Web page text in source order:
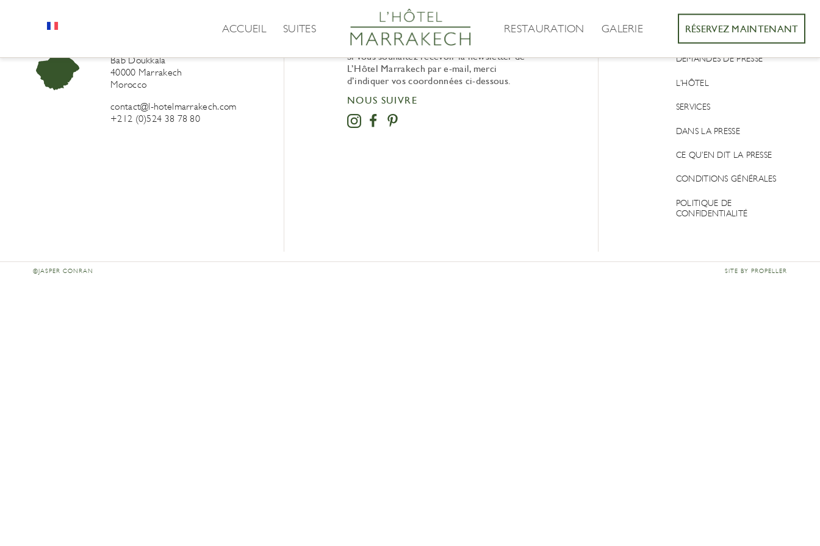
ACCUEIL SUITES RESTAURATION GALERIE RÉSERVEZ MAINTENANT
Bab Doukkala
40000 Marrakech
Morocco
contact@l-hotelmarrakech.com
+212 (0)524 38 78 80
NEWSLETTER
Si vous souhaitez recevoir la newsletter de
L’Hôtel Marrakech par e-mail, merci
d’indiquer vos coordonnées ci-dessous.
NOUS SUIVRE
CONTACT
DEMANDES DE PRESSE
L’HÔTEL
SERVICES
DANS LA PRESSE
CE QU’EN DIT LA PRESSE
CONDITIONS GÉNÉRALES
POLITIQUE DE
CONFIDENTIALITÉ
SITE BY PROPELLER
©JASPER CONRAN